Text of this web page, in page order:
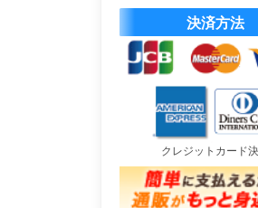
決済方法
クレジットカード